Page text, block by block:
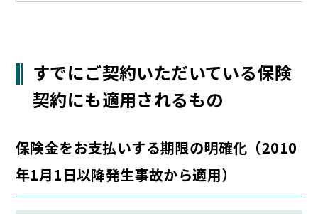
すでにご契約いただいている保険
契約にも適用されるもの
保険金をお支払いする期限の明確化（2010
年1月1日以降発生事故から適用）